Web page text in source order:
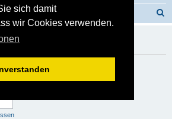
sich damit
wir Cookies verwenden.
h
angemeldet sein, um Profile